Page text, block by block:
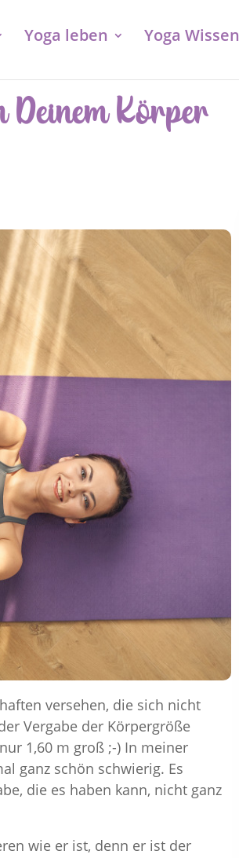
Yoga leben Yoga Wissen
Deinem Körper
versehen, die sich nicht
Vergabe der Körpergröße
1,60 m groß ;-) In meiner
ganz schön schwierig. Es
die es haben kann, nicht ganz
wie er ist, denn er ist der